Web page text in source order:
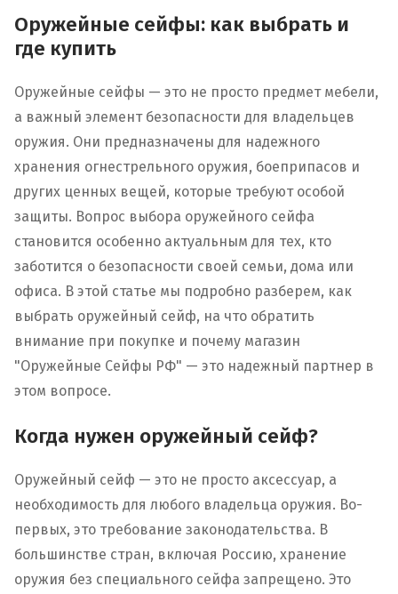
Оружейные сейфы: как выбрать и
где купить
Оружейные сейфы — это не просто предмет мебели,
а важный элемент безопасности для владельцев
оружия. Они предназначены для надежного
хранения огнестрельного оружия, боеприпасов и
других ценных вещей, которые требуют особой
защиты. Вопрос выбора оружейного сейфа
становится особенно актуальным для тех, кто
заботится о безопасности своей семьи, дома или
офиса. В этой статье мы подробно разберем, как
выбрать оружейный сейф, на что обратить
внимание при покупке и почему магазин
"Оружейные Сейфы РФ" — это надежный партнер в
этом вопросе.
Когда нужен оружейный сейф?
Оружейный сейф — это не просто аксессуар, а
необходимость для любого владельца оружия. Во-
первых, это требование законодательства. В
большинстве стран, включая Россию, хранение
оружия без специального сейфа запрещено. Это